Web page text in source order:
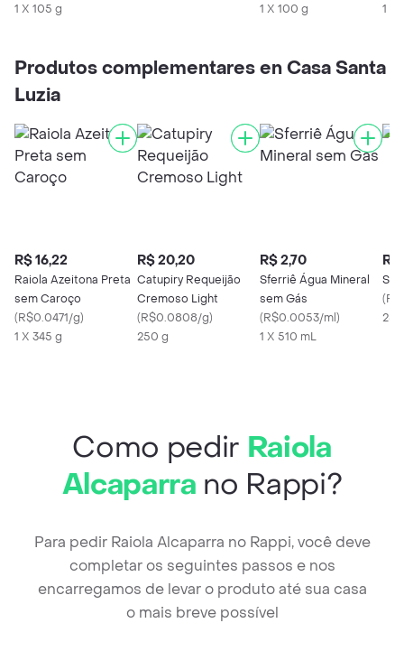
1 X 105 g
1 X 100 g
1 X
Produtos complementares en Casa Santa
Luzia
R$ 16,22
Raiola Azeitona Preta
sem Caroço
(R$0.0471/g)
1 X 345 g
R$ 20,20
Catupiry Requeijão
Cremoso Light
(R$0.0808/g)
250 g
R$ 2,70
Sferriê Água Mineral
sem Gás
(R$0.0053/ml)
1 X 510 mL
R$
(
25
Como pedir Raiola
Alcaparra no Rappi?
Para pedir Raiola Alcaparra no Rappi, você deve
completar os seguintes passos e nos
encarregamos de levar o produto até sua casa
o mais breve possível